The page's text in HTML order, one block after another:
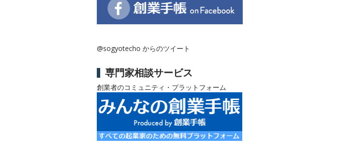
@sogyotecho からのツイート
専門家相談サービス
創業者のコミュニティ・プラットフォーム